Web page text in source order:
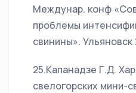
Междунар. конф
проблемы
свинины». Ульяновск
25.Капанадзе Г.Д.
свелогорских мини-